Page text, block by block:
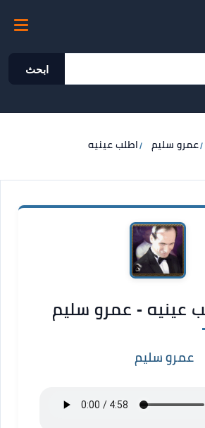
ابحث
عمرو سليم اطلب عينيه
عينيه - عمرو سليم
عمرو سليم